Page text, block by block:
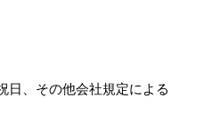
日、その他会社規定による